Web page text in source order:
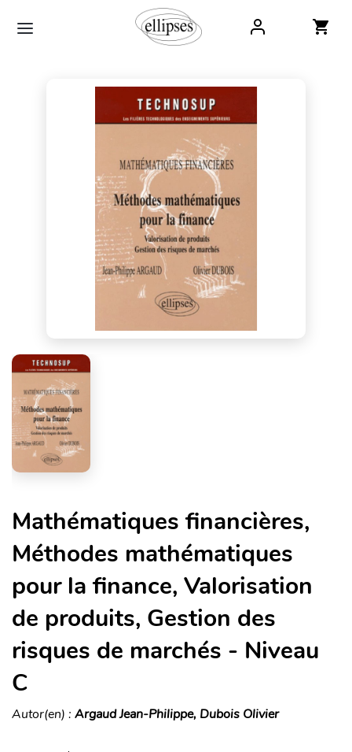
Mathématiques financières,
Méthodes mathématiques
pour la finance, Valorisation
de produits, Gestion des
risques de marchés - Niveau
C
Autor(en) : Argaud Jean-Philippe, Dubois Olivier